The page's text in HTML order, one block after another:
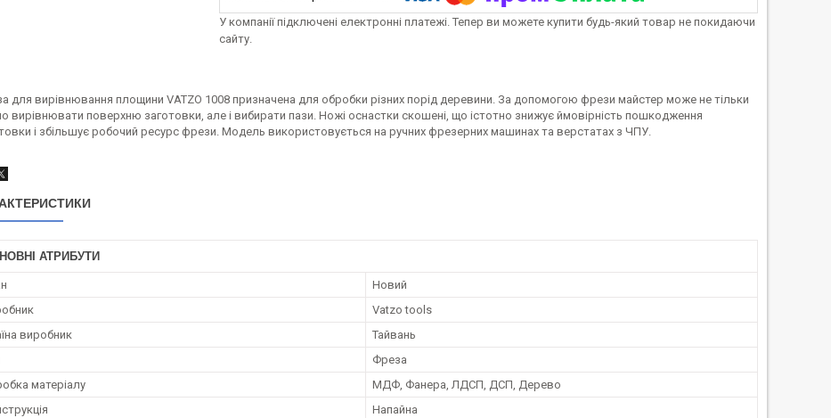
У компанії підключені електронні платежі. Тепер ви можете купити будь-який товар не покидаючи
сайту.
для вирівнювання площини VATZO 1008 призначена для обробки різних порід деревини. За допомогою фрези майстер може не тільки
вирівнювати поверхню заготовки, але і вибирати пази. Ножі оснастки скошені, що істотно знижує ймовірність пошкодження
і збільшує робочий ресурс фрези. Модель використовується на ручних фрезерних машинах та верстатах з ЧПУ.
АТРИБУТИ
Новий
Vatzo tools
виробник
Тайвань
Фреза
матеріалу
МДФ, Фанера, ЛДСП, ДСП, Дерево
Напайна